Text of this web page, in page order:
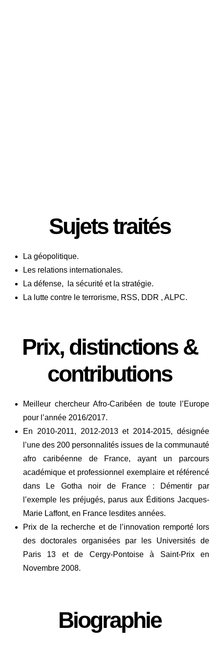
Biographie
Sujets traités
La géopolitique.
Les relations internationales.
La défense, la sécurité et la stratégie.
La lutte contre le terrorisme, RSS, DDR , ALPC.
Prix, distinctions &
contributions
Meilleur chercheur Afro-Caribéen de toute l’Europe
pour l’année 2016/2017.
En 2010-2011, 2012-2013 et 2014-2015, désignée
l’une des 200 personnalités issues de la communauté
afro caribéenne de France, ayant un parcours
académique et professionnel exemplaire et référencé
dans Le Gotha noir de France : Démentir par
l’exemple les préjugés, parus aux Éditions Jacques-
Marie Laffont, en France lesdites années.
Prix de la recherche et de l’innovation remporté lors
des doctorales organisées par les Universités de
Paris 13 et de Cergy-Pontoise à Saint-Prix en
Novembre 2008.